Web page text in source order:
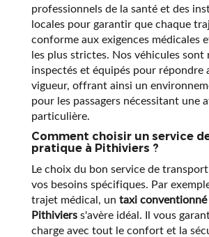
professionnels de la santé et des
locales pour garantir que chaque
conforme aux exigences médicales
les plus strictes. Nos véhicules sont
inspectés et équipés pour répondre
vigueur, offrant ainsi un
pour les passagers nécessitant une
particulière.
Comment choisir un service
pratique à Pithiviers ?
Le choix du bon service de
vos besoins spécifiques. Par
trajet médical, un taxi conventionné
Pithivierss'avère idéal. Il vous
charge avec tout le confort et la